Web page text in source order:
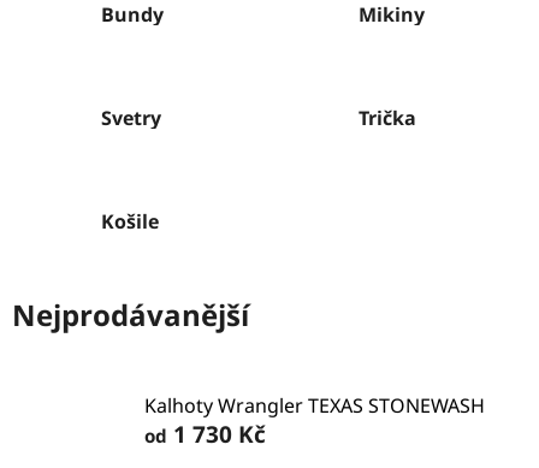
Bundy Mikiny
Svetry Trička
Košile
Nejprodávanější
Kalhoty Wrangler TEXAS STONEWASH
od 1 730 Kč